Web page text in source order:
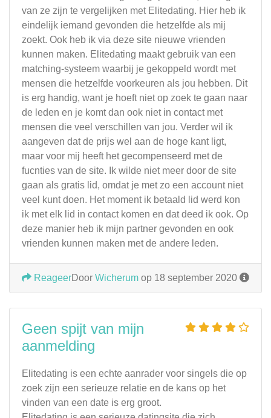
van ze zijn te vergelijken met Elitedating. Hier heb ik
eindelijk iemand gevonden die hetzelfde als mij
zoekt. Ook heb ik via deze site nieuwe vrienden
kunnen maken. Elitedating maakt gebruik van een
matching-systeem waarbij je gekoppeld wordt met
mensen die hetzelfde voorkeuren als jou hebben. Dit
is erg handig, want je hoeft niet op zoek te gaan naar
de leden en je komt dan ook niet in contact met
mensen die veel verschillen van jou. Verder wil ik
aangeven dat de prijs wel aan de hoge kant ligt,
maar voor mij heeft het gecompenseerd met de
fucnties van de site. Ik wilde niet meer door de site
gaan als gratis lid, omdat je met zo een account niet
veel kunt doen. Het moment ik betaald lid werd kon
ik met elk lid in contact komen en dat deed ik ook. Op
deze manier heb ik mijn partner gevonden en ook
vrienden kunnen maken met de andere leden.
Door Wicherum op 18 september 2020
Reageer
Geen spijt van mijn
aanmelding
Elitedating is een echte aanrader voor singels die op
zoek zijn een serieuze relatie en de kans op het
vinden van een date is erg groot.